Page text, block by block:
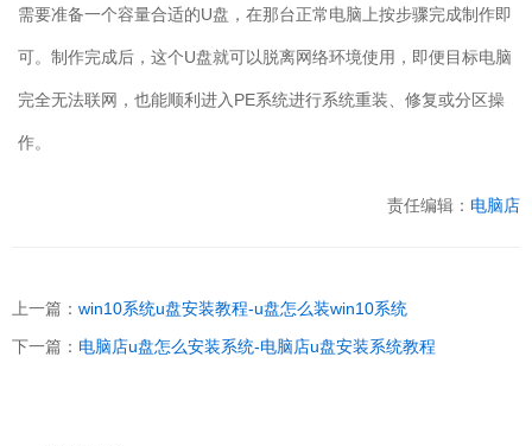
需要准备一个容量合适的U盘，在那台正常电脑上按步骤完成制作即
可。制作完成后，这个U盘就可以脱离网络环境使用，即便目标电脑
完全无法联网，也能顺利进入 PE系统进行系统重装、修复或分区操
作。
责任编辑： 电脑店
上一篇： win10系统u盘安装教程-u盘怎么装win10系统
下一篇： 电脑店u盘怎么安装系统-电脑店u盘安装系统教程